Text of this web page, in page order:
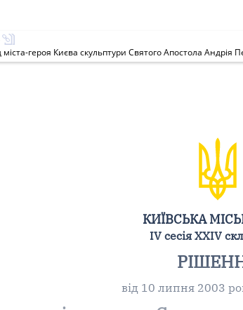
героя Києва скульптури Святого Апостола Андрія
КИЇВСЬКА
IV сесія XXIV
від 10 липня 2003